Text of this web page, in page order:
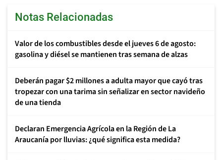
Notas Relacionadas
Valor de los combustibles desde el jueves 6 de agosto:
gasolina y diésel se mantienen tras semana de alzas
Deberán pagar $2 millones a adulta mayor que cayó tras
tropezar con una tarima sin señalizar en sector navideño
de una tienda
Declaran Emergencia Agrícola en la Región de La
Araucanía por lluvias: ¿qué significa esta medida?